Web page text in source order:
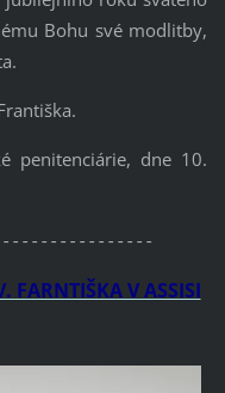
Bohu své modlitby,
penitenciárie, dne 10.
FARNTIŠKA V ASSISI